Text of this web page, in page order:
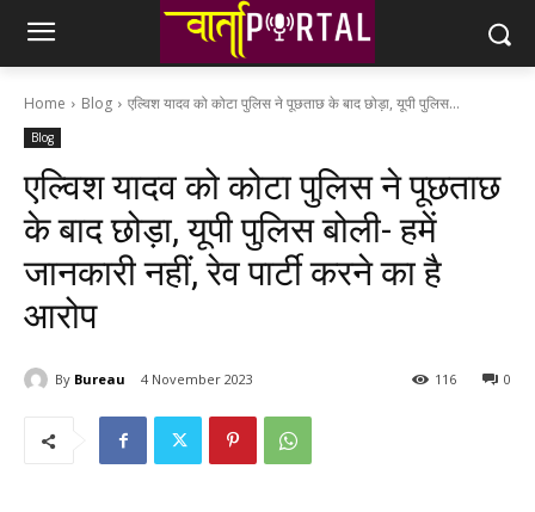
Home Blog एल्विश यादव को कोटा पुलिस ने पूछताछ के बाद छोड़ा, यूपी पुलिस...
Blog
एल्विश यादव को कोटा पुलिस ने पूछताछ
के बाद छोड़ा, यूपी पुलिस बोली- हमें
जानकारी नहीं, रेव पार्टी करने का है
आरोप
By Bureau 4 November 2023 0
116